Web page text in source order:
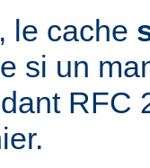
le cache
si un
RFC